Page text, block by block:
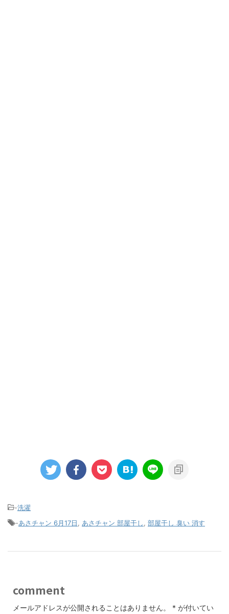
-洗濯
-あさチャン 6月17日 あさチャン 部屋干し 部屋干し 臭い 消す
comment
メールアドレスが公開されることはありません。 * が付いてい